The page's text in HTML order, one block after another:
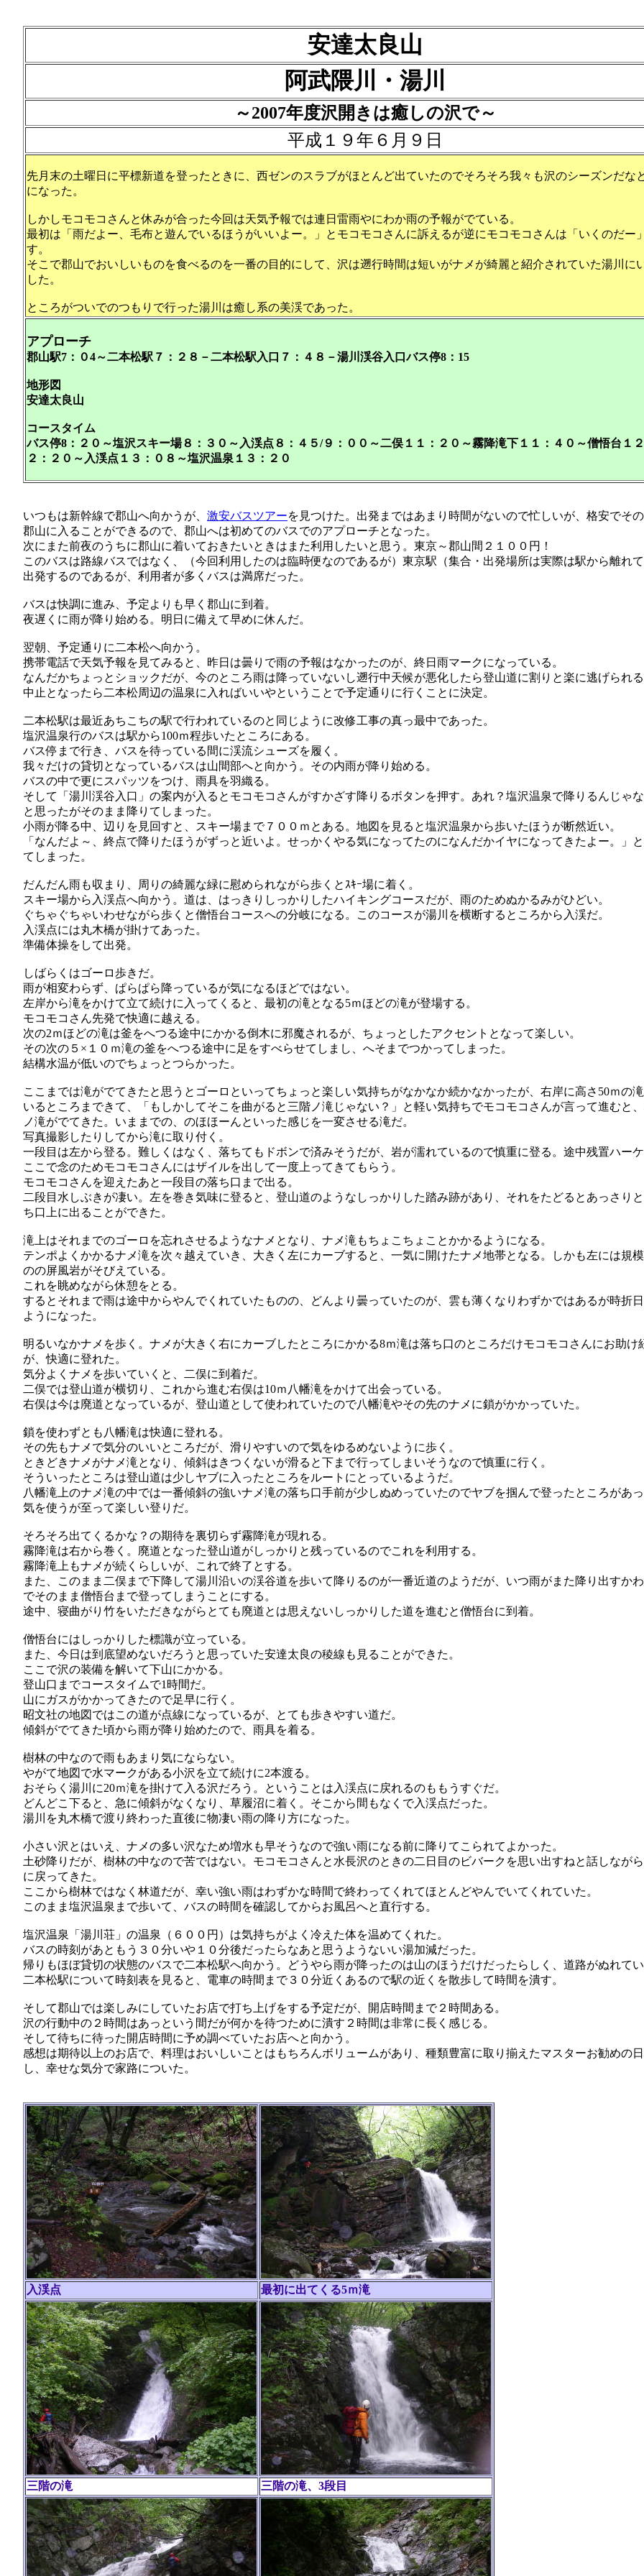
安達太良山
阿武隈川・湯川
～2007年度沢開きは癒しの沢で～
平成１９年６月９日
先月末の土曜日に平標新道を登ったときに、西ゼンのスラブがほとんど出ていたのでそろそろ我々も沢のシーズンだな
になった。
しかしモコモコさんと休みが合った今回は天気予報では連日雷雨やにわか雨の予報がでている。
最初は「雨だよー、毛布と遊んでいるほうがいいよー。」とモコモコさんに訴えるが逆にモコモコさんは「いくのだー
す。
そこで郡山でおいしいものを食べるのを一番の目的にして、沢は遡行時間は短いがナメが綺麗と紹介されていた湯川に
した。
ところがついでのつもりで行った湯川は癒し系の美渓であった。
アプローチ
郡山駅7：０4～二本松駅７：２８－二本松駅入口７：４８－湯川渓谷入口バス停8：15
地形図
安達太良山
コースタイム
バス停8：２０～塩沢スキー場８：３０～入渓点８：４５/９：００～二俣１１：２０～霧降滝下１１：４０～僧悟台１
２：２０～入渓点１３：０８～塩沢温泉１３：２０
いつもは新幹線で郡山へ向かうが、 激安バスツアーを見つけた。出発まではあまり時間がないので忙しいが、格安でそ
郡山に入ることができるので、郡山へは初めてのバスでのアプローチとなった。
次にまた前夜のうちに郡山に着いておきたいときはまた利用したいと思う。東京～郡山間２１００円！
このバスは路線バスではなく、（今回利用したのは臨時便なのであるが）東京駅（集合・出発場所は実際は駅から離れ
出発するのであるが、利用者が多くバスは満席だった。
バスは快調に進み、予定よりも早く郡山に到着。
夜遅くに雨が降り始める。明日に備えて早めに休んだ。
翌朝、予定通りに二本松へ向かう。
携帯電話で天気予報を見てみると、昨日は曇りで雨の予報はなかったのが、終日雨マークになっている。
なんだかちょっとショックだが、今のところ雨は降っていないし遡行中天候が悪化したら登山道に割りと楽に逃げられ
中止となったら二本松周辺の温泉に入ればいいやということで予定通りに行くことに決定。
二本松駅は最近あちこちの駅で行われているのと同じように改修工事の真っ最中であった。
塩沢温泉行のバスは駅から100ｍ程歩いたところにある。
バス停まで行き、バスを待っている間に渓流シューズを履く。
我々だけの貸切となっているバスは山間部へと向かう。その内雨が降り始める。
バスの中で更にスパッツをつけ、雨具を羽織る。
そして「湯川渓谷入口」の案内が入るとモコモコさんがすかざす降りるボタンを押す。あれ？塩沢温泉で降りるんじゃ
と思ったがそのまま降りてしまった。
小雨が降る中、辺りを見回すと、スキー場まで７００ｍとある。地図を見ると塩沢温泉から歩いたほうが断然近い。
「なんだよ～、終点で降りたほうがずっと近いよ。せっかくやる気になってたのになんだかイヤになってきたよー。」
てしまった。
だんだん雨も収まり、周りの綺麗な緑に慰められながら歩くとｽｷｰ場に着く。
スキー場から入渓点へ向かう。道は、はっきりしっかりしたハイキングコースだが、雨のためぬかるみがひどい。
ぐちゃぐちゃいわせながら歩くと僧悟台コースへの分岐になる。このコースが湯川を横断するところから入渓だ。
入渓点には丸木橋が掛けてあった。
準備体操をして出発。
しばらくはゴーロ歩きだ。
雨が相変わらず、ぱらぱら降っているが気になるほどではない。
左岸から滝をかけて立て続けに入ってくると、最初の滝となる5ｍほどの滝が登場する。
モコモコさん先発で快適に越える。
次の2ｍほどの滝は釜をへつる途中にかかる倒木に邪魔されるが、ちょっとしたアクセントとなって楽しい。
その次の５×１０ｍ滝の釜をへつる途中に足をすべらせてしまし、へそまでつかってしまった。
結構水温が低いのでちょっとつらかった。
ここまでは滝がでてきたと思うとゴーロといってちょっと楽しい気持ちがなかなか続かなかったが、右岸に高さ50ｍの
いるところまできて、「もしかしてそこを曲がると三階ノ滝じゃない？」と軽い気持ちでモコモコさんが言って進むと
ノ滝がでてきた。いままでの、のほほーんといった感じを一変させる滝だ。
写真撮影したりしてから滝に取り付く。
一段目は左から登る。難しくはなく、落ちてもドボンで済みそうだが、岩が濡れているので慎重に登る。途中残置ハーケ
ここで念のためモコモコさんにはザイルを出して一度上ってきてもらう。
モコモコさんを迎えたあと一段目の落ち口まで出る。
二段目水しぶきが凄い。左を巻き気味に登ると、登山道のようなしっかりした踏み跡があり、それをたどるとあっさり
ち口上に出ることができた。
滝上はそれまでのゴーロを忘れさせるようなナメとなり、ナメ滝もちょこちょことかかるようになる。
テンポよくかかるナメ滝を次々越えていき、大きく左にカーブすると、一気に開けたナメ地帯となる。しかも左には規
のの屏風岩がそびえている。
これを眺めながら休憩をとる。
するとそれまで雨は途中からやんでくれていたものの、どんより曇っていたのが、雲も薄くなりわずかではあるが時折
ようになった。
明るいなかナメを歩く。ナメが大きく右にカーブしたところにかかる8ｍ滝は落ち口のところだけモコモコさんにお助け
が、快適に登れた。
気分よくナメを歩いていくと、二俣に到着だ。
二俣では登山道が横切り、これから進む右俣は10ｍ八幡滝をかけて出会っている。
右俣は今は廃道となっているが、登山道として使われていたので八幡滝やその先のナメに鎖がかかっていた。
鎖を使わずとも八幡滝は快適に登れる。
その先もナメで気分のいいところだが、滑りやすいので気をゆるめないように歩く。
ときどきナメがナメ滝となり、傾斜はきつくないが滑ると下まで行ってしまいそうなので慎重に行く。
そういったところは登山道は少しヤブに入ったところをルートにとっているようだ。
八幡滝上のナメ滝の中では一番傾斜の強いナメ滝の落ち口手前が少しぬめっていたのでヤブを掴んで登ったところがあっ
気を使うが至って楽しい登りだ。
そろそろ出てくるかな？の期待を裏切らず霧降滝が現れる。
霧降滝は右から巻く。廃道となった登山道がしっかりと残っているのでこれを利用する。
霧降滝上もナメが続くらしいが、これで終了とする。
また、このまま二俣まで下降して湯川沿いの渓谷道を歩いて降りるのが一番近道のようだが、いつ雨がまた降り出すか
でそのまま僧悟台まで登ってしまうことにする。
途中、寝曲がり竹をいただきながらとても廃道とは思えないしっかりした道を進むと僧悟台に到着。
僧悟台にはしっかりした標識が立っている。
また、今日は到底望めないだろうと思っていた安達太良の稜線も見ることができた。
ここで沢の装備を解いて下山にかかる。
登山口までコースタイムで1時間だ。
山にガスがかかってきたので足早に行く。
昭文社の地図ではこの道が点線になっているが、とても歩きやすい道だ。
傾斜がでてきた頃から雨が降り始めたので、雨具を着る。
樹林の中なので雨もあまり気にならない。
やがて地図で水マークがある小沢を立て続けに2本渡る。
おそらく湯川に20ｍ滝を掛けて入る沢だろう。ということは入渓点に戻れるのももうすぐだ。
どんどこ下ると、急に傾斜がなくなり、草履沼に着く。そこから間もなくで入渓点だった。
湯川を丸木橋で渡り終わった直後に物凄い雨の降り方になった。
小さい沢とはいえ、ナメの多い沢なため増水も早そうなので強い雨になる前に降りてこられてよかった。
土砂降りだが、樹林の中なので苦ではない。モコモコさんと水長沢のときの二日目のビバークを思い出すねと話しなが
に戻ってきた。
ここから樹林ではなく林道だが、幸い強い雨はわずかな時間で終わってくれてほとんどやんでいてくれていた。
このまま塩沢温泉まで歩いて、バスの時間を確認してからお風呂へと直行する。
塩沢温泉「湯川荘」の温泉（６００円）は気持ちがよく冷えた体を温めてくれた。
バスの時刻があともう３０分いや１０分後だったらなあと思うようないい湯加減だった。
帰りもほぼ貸切の状態のバスで二本松駅へ向かう。どうやら雨が降ったのは山のほうだけだったらしく、道路がぬれてい
二本松駅について時刻表を見ると、電車の時間まで３０分近くあるので駅の近くを散歩して時間を潰す。
そして郡山では楽しみにしていたお店で打ち上げをする予定だが、開店時間まで２時間ある。
沢の行動中の２時間はあっという間だが何かを待つために潰す２時間は非常に長く感じる。
そして待ちに待った開店時間に予め調べていたお店へと向かう。
感想は期待以上のお店で、料理はおいしいことはもちろんボリュームがあり、種類豊富に取り揃えたマスターお勧めの
し、幸せな気分で家路についた。
入渓点 最初に出てくる5ｍ滝
三階の滝 三階の滝、3段目